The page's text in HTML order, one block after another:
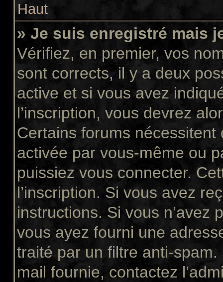
Haut
» Je suis enregistré mais
Vérifiez, en premier, vos
sont corrects, il y a deux
active et si vous avez
l’inscription, vous devrez
Certains forums
activée par vous-même ou
puissiez vous connecter.
l’inscription. Si vous avez
instructions. Si vous n’avez
vous ayez fourni une
traité par un filtre anti-spam.
mail fournie, contactez